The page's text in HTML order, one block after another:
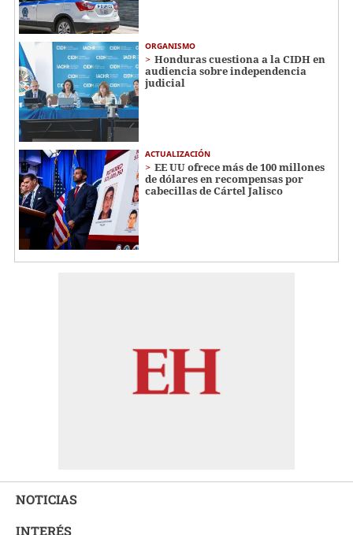
ORGANISMO
Honduras cuestiona a la CIDH en
audiencia sobre independencia
judicial
ACTUALIZACIÓN
EE UU ofrece más de 100 millones
de dólares en recompensas por
cabecillas de Cártel Jalisco
NOTICIAS
INTERÉS